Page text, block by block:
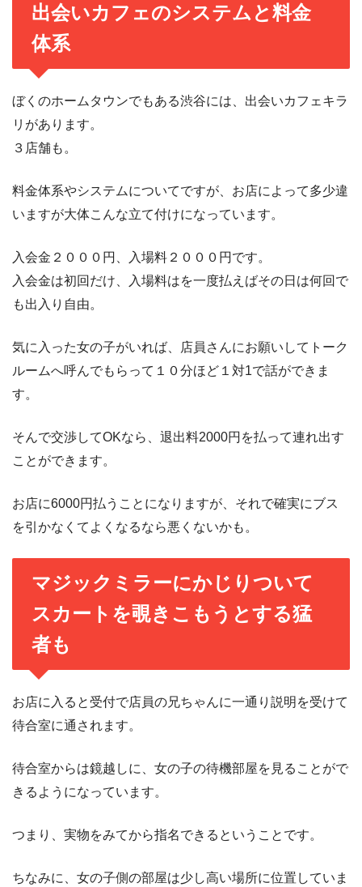
出会いカフェのシステムと料金
体系
ぼくのホームタウンでもある渋谷には、出会いカフェキラ
リがあります。
３店舗も。
料金体系やシステムについてですが、お店によって多少違
いますが大体こんな立て付けになっています。
入会金２０００円、入場料２０００円です。
入会金は初回だけ、入場料はを一度払えばその日は何回で
も出入り自由。
気に入った女の子がいれば、店員さんにお願いしてトーク
ルームへ呼んでもらって１０分ほど１対1で話ができま
す。
そんで交渉してOKなら、退出料2000円を払って連れ出す
ことができます。
お店に6000円払うことになりますが、それで確実にブス
を引かなくてよくなるなら悪くないかも。
マジックミラーにかじりついて
スカートを覗きこもうとする猛
者も
お店に入ると受付で店員の兄ちゃんに一通り説明を受けて
待合室に通されます。
待合室からは鏡越しに、女の子の待機部屋を見ることがで
きるようになっています。
つまり、実物をみてから指名できるということです。
ちなみに、女の子側の部屋は少し高い場所に位置していま